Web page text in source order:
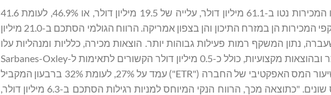
"בשלושת החודשים שהסתיימו ב-31 באוקטובר 2025 הסתכמו המכירות נטו ב-61.1 מיליון דולר, עלייה של 19.5 מיליון דולר, או 46.9%, לעומת 41.6
מיליון דולר ברבעון המקביל אשתקד. הצמיחה הונעה מגידול בהיקפי המכירות הן במזרח התיכון והן בצפון אמריקה. הרווח הגולמי הסתכם ב-21.0 מיליון
לעומת 14.1 מיליון דולר בשנה שעברה, נתון המשקף רמות פעילות גבוהות יותר. הוצאות מכירה, כלליות ומנהליות עלו
ל-8.3 מיליון דולר לעומת 7.3 מיליון דולר, בעיקר עקב עלייה בשכר ובהוצאות מקצועיות, כולל כ-0.5 מיליון דולר הקשורים לתאימות ל-Sarbanes-Oxley
404 בהקשר למעבר שלנו מחברה מדווחת קטנה לדיווח מואץ. שיעור המס האפקטיבי של החברה ("ETR") עמד על 27%, לעומת 32% ברבעון המקביל
אשתקד, נתון המשקף את השפעת תמהיל המוצרים בשטחי מס שונים. "כתוצאה מכך, הרווח הנקי המיוחס למניות רגילות הסתכם ב-6.3 מיליון דולר,